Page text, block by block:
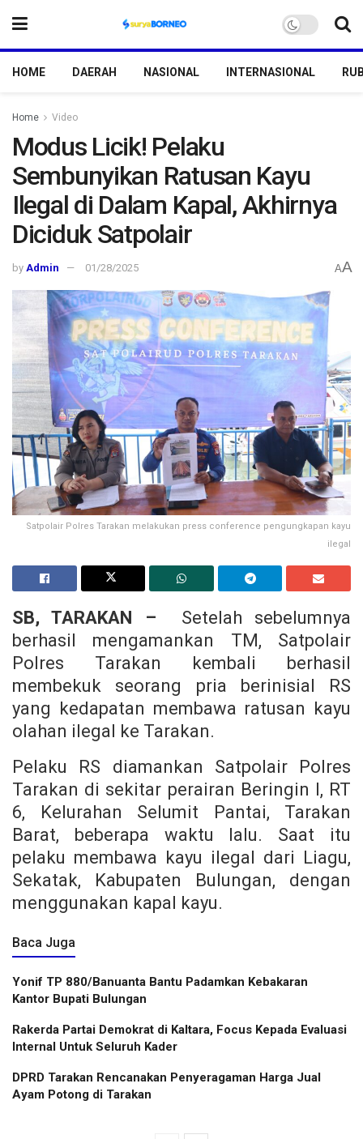
HOME DAERAH NASIONAL INTERNASIONAL
Home Video
Modus Licik! Pelaku
Sembunyikan Ratusan Kayu
Ilegal di Dalam Kapal, Akhirnya
Diciduk Satpolair
by Admin 01/28/2025 AA
Satpolair Polres Tarakan melakukan press conference pengungkapan kayu
ilegal
SB, TARAKAN – Setelah sebelumnya
berhasil mengamankan TM, Satpolair
Polres Tarakan kembali berhasil
membekuk seorang pria berinisial RS
yang kedapatan membawa ratusan kayu
olahan ilegal ke Tarakan.
Pelaku RS diamankan Satpolair Polres
Tarakan di sekitar perairan Beringin I, RT
6, Kelurahan Selumit Pantai, Tarakan
Barat, beberapa waktu lalu. Saat itu
pelaku membawa kayu ilegal dari Liagu,
Sekatak, Kabupaten Bulungan, dengan
menggunakan kapal kayu.
Baca Juga
Yonif TP 880/Banuanta Bantu Padamkan Kebakaran
Kantor Bupati Bulungan
Rakerda Partai Demokrat di Kaltara, Focus Kepada Evaluasi
Internal Untuk Seluruh Kader
DPRD Tarakan Rencanakan Penyeragaman Harga Jual
Ayam Potong di Tarakan